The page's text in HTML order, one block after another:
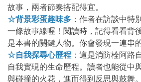
故事，兩者節奏搭配得宜。
☆背景彩蛋趣味多 ：作者在訪談中特
一條故事線喔！閱讀時，記得看看背
是本書的關鍵人物。你會發現一連
☆自我探尋心歷程 ：這是消防栓阿路
自我實現的生命歷程。讀者也能從中
與碰撞的火花，進而得到反思與鼓舞。